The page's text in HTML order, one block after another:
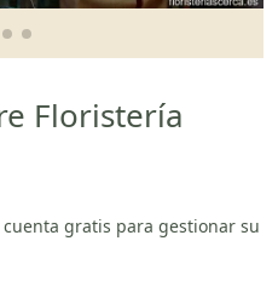
Floristería
cuenta gratis para gestionar su